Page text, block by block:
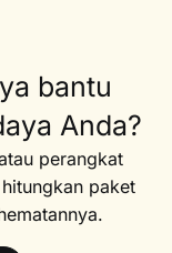
bantu
Anda?
perangkat
paket